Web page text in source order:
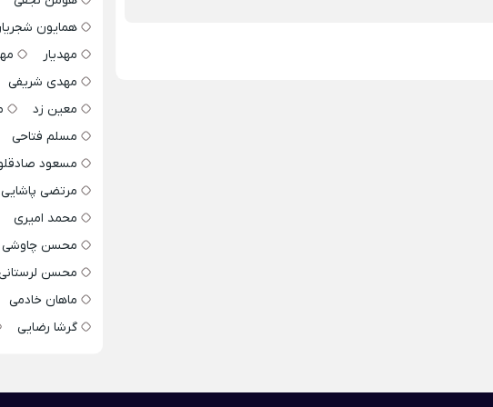
همایون
مهدیار
مهدی شریفی
معین زد
مسلم فتاحی
مسعود
مرتضی پاشایی
محمد امیری
محسن چاوشی
محسن
ماهان خادمی
گرشا رضایی